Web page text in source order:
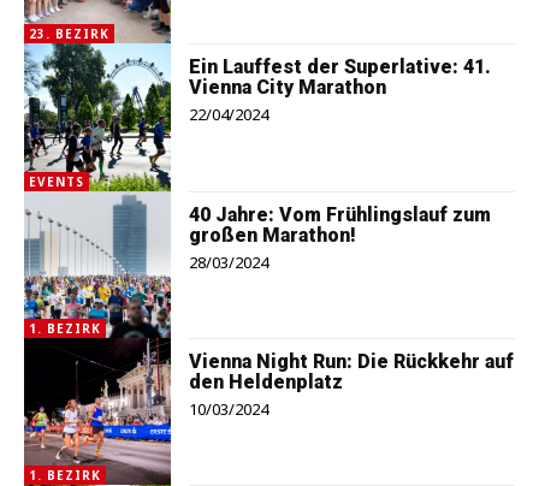
23. BEZIRK
EVENTS
Ein Lauffest der Superlative: 41.
Vienna City Marathon
22/04/2024
1. BEZIRK
40 Jahre: Vom Frühlingslauf zum
großen Marathon!
28/03/2024
1. BEZIRK
Vienna Night Run: Die Rückkehr auf
den Heldenplatz
10/03/2024